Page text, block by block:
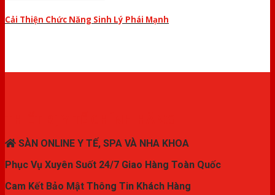
Cải Thiện Chức Năng Sinh Lý Phái Mạnh
SÀN ONLINE Y TẾ, SPA VÀ NHA KHOA
Phục Vụ Xuyên Suốt 24/7 Giao Hàng Toàn Quốc
Cam Kết Bảo Mật Thông Tin Khách Hàng